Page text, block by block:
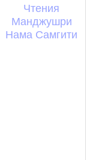
Чтения
Манджушри
Нама Самгити